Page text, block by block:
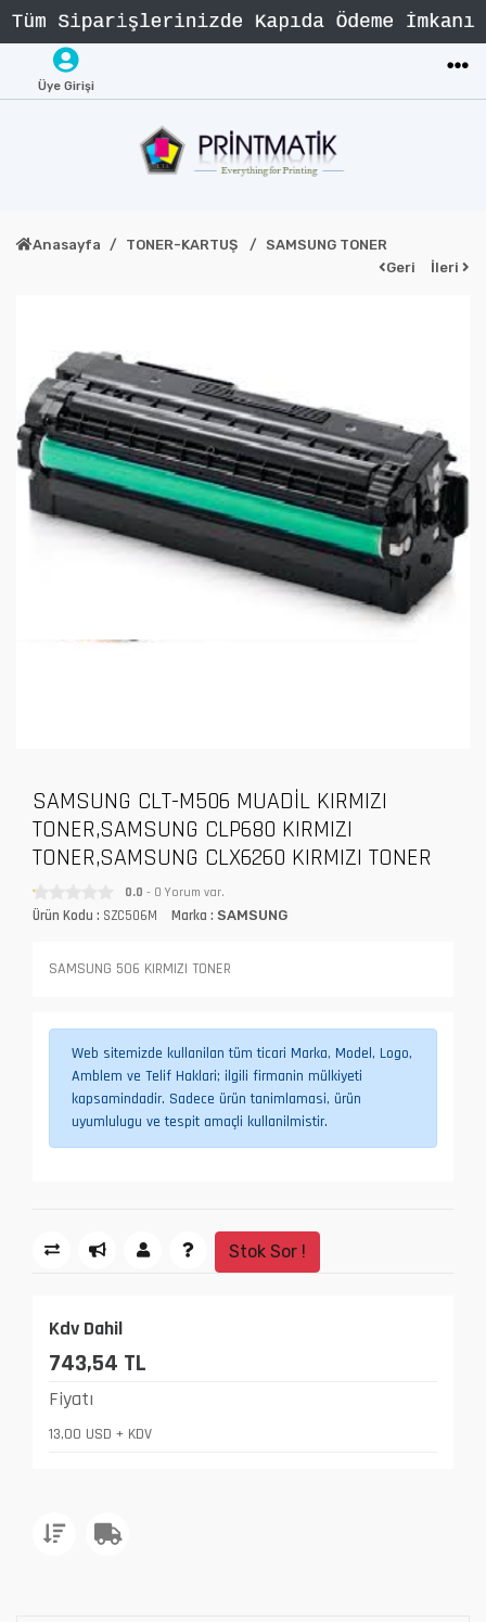
Üye Girişi
Anasayfa TONER-KARTUŞ
SAMSUNG TONER
Geri
İleri
SAMSUNG CLT-M506 MUADİL KIRMIZI
TONER,SAMSUNG CLP680 KIRMIZI
TONER,SAMSUNG CLX6260 KIRMIZI TONER
0.0 - 0 Yorum var.
Ürün Kodu : SZC506M Marka : SAMSUNG
SAMSUNG 506 KIRMIZI TONER
Web sitemizde kullanilan tüm ticari Marka, Model, Logo,
Amblem ve Telif Haklari; ilgili firmanin mülkiyeti
kapsamindadir. Sadece ürün tanimlamasi, ürün
uyumlulugu ve tespit amaçli kullanilmistir.
Stok Sor !
Kdv Dahil
743,54 TL
Fiyatı
13,00 USD + KDV